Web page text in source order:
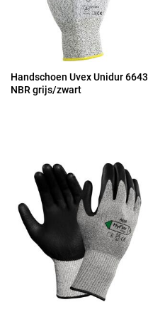
Handschoen Uvex Unidur 6643
NBR grijs/zwart